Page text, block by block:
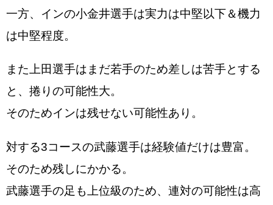
一方、インの小金井選手は実力は中堅以下＆機力
は中堅程度。
また上田選手はまだ若手のため差しは苦手とする
と、捲りの可能性大。
そのためインは残せない可能性あり。
対する3コースの武藤選手は経験値だけは豊富。
そのため残しにかかる。
武藤選手の足も上位級のため、連対の可能性は高